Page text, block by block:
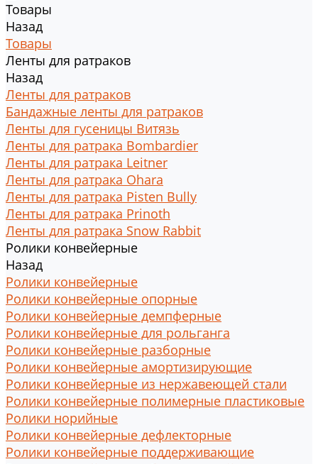
Товары
Назад
Товары
Ленты для ратраков
Назад
Ленты для ратраков
Бандажные ленты для ратраков
Ленты для гусеницы Витязь
Ленты для ратрака Bombardier
Ленты для ратрака Leitner
Ленты для ратрака Ohara
Ленты для ратрака Pisten Bully
Ленты для ратрака Prinoth
Ленты для ратрака Snow Rabbit
Ролики конвейерные
Назад
Ролики конвейерные
Ролики конвейерные опорные
Ролики конвейерные демпферные
Ролики конвейерные для рольганга
Ролики конвейерные разборные
Ролики конвейерные амортизирующие
Ролики конвейерные из нержавеющей стали
Ролики конвейерные полимерные пластиковые
Ролики норийные
Ролики конвейерные дефлекторные
Ролики конвейерные поддерживающие